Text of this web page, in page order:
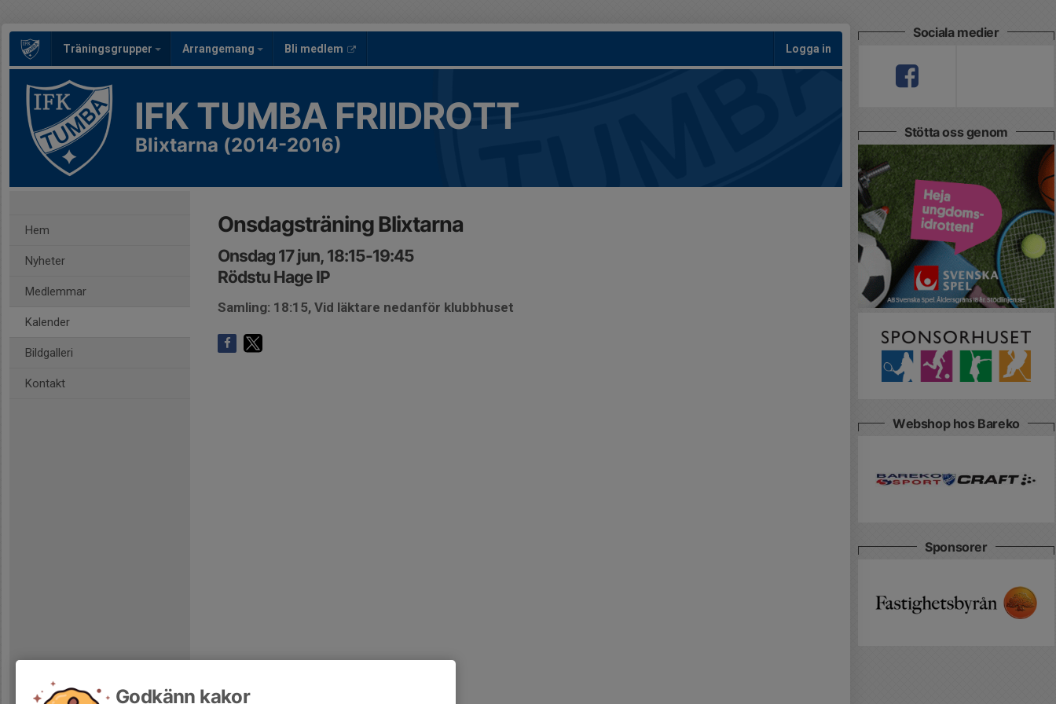
Träningsgrupper Arrangemang Bli medlem Logga in
IFK TUMBA FRIIDROTT
Blixtarna (2014-2016)
Hem
Nyheter
Medlemmar
Kalender
Bildgalleri
Kontakt
Onsdagsträning Blixtarna
Onsdag 17 jun, 18:15-19:45
Rödstu Hage IP
Samling: 18:15, Vid läktare nedanför klubbhuset
Sociala medier
Stötta oss genom
Webshop hos Bareko
Sponsorer
Godkänn kakor